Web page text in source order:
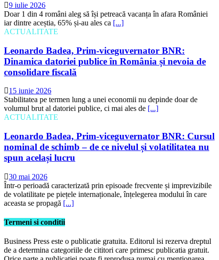
9 iulie 2026
Doar 1 din 4 români aleg să își petreacă vacanța în afara României
iar dintre aceștia, 65% și-au ales ca [...]
ACTUALITATE
Leonardo Badea, Prim-viceguvernator BNR:
Dinamica datoriei publice în România și nevoia de
consolidare fiscală
15 iunie 2026
Stabilitatea pe termen lung a unei economii nu depinde doar de
volumul brut al datoriei publice, ci mai ales de [...]
ACTUALITATE
Leonardo Badea, Prim-viceguvernator BNR: Cursul
nominal de schimb – de ce nivelul și volatilitatea nu
spun același lucru
30 mai 2026
Într-o perioadă caracterizată prin episoade frecvente și imprevizibile
de volatilitate pe piețele internaționale, înțelegerea modului în care
aceasta se propagă [...]
Termeni si conditii
Business Press este o publicatie gratuita. Editorul isi rezerva dreptul
de a determina categoriile de cititori care primesc publicatia gratuit.